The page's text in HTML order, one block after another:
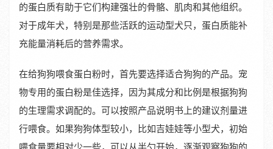
的蛋白质有助于它们构建强壮的骨骼、肌肉和其他组织。
对于成年犬，特别是那些活跃的运动型犬只，蛋白质能补
充能量消耗后的营养需求。
在给狗狗喂食蛋白粉时，首先要选择适合狗狗的产品。宠
物专用的蛋白粉是佳选择，因为其成分和比例是根据狗狗
的生理需求调配的。可以按照产品说明书上的建议剂量进
行喂食。如果狗狗体型较小，比如吉娃娃等小型犬，初始
喂食量要相对少一些，可以从半勺开始，逐渐观察狗狗的